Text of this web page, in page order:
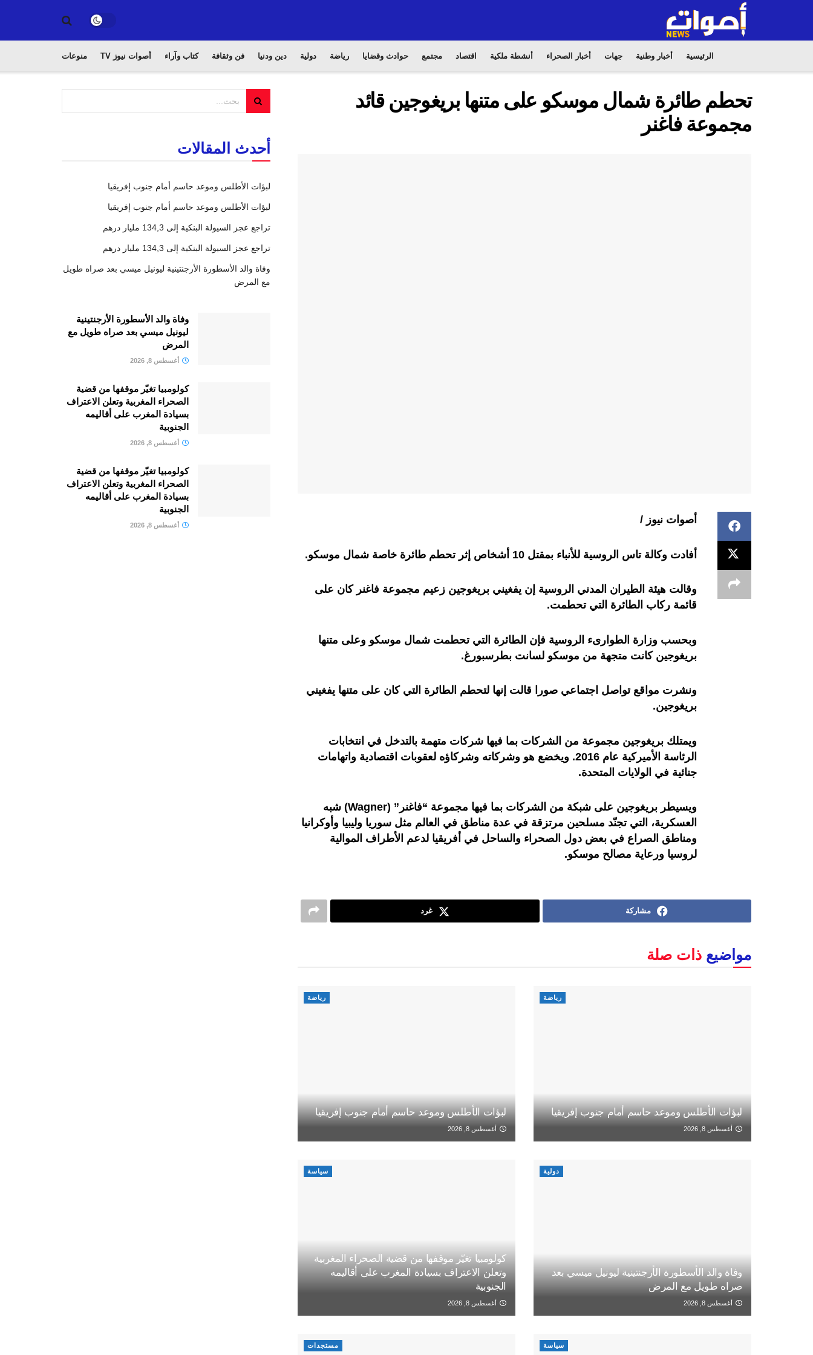
الرئيسية أخبار وطنية جهات أخبار الصحراء أنشطة ملكية اقتصاد مجتمع حوادث وقضايا رياضة دولية دين ودنيا فن وثقافة كتاب وآراء أصوات نيوز TV منوعات
تحطم طائرة شمال موسكو على متنها بريغوجين قائد
مجموعة فاغنر
أصوات نيوز /
أفادت وكالة تاس الروسية للأنباء بمقتل 10 أشخاص إثر تحطم طائرة خاصة شمال موسكو.
وقالت هيئة الطيران المدني الروسية إن يفغيني بريغوجين زعيم مجموعة فاغنر كان على
قائمة ركاب الطائرة التي تحطمت.
وبحسب وزارة الطوارىء الروسية فإن الطائرة التي تحطمت شمال موسكو وعلى متنها
بريغوجين كانت متجهة من موسكو لسانت بطرسبورغ.
ونشرت مواقع تواصل اجتماعي صورا قالت إنها لتحطم الطائرة التي كان على متنها يفغيني
بريغوجين.
ويمتلك بريغوجين مجموعة من الشركات بما فيها شركات متهمة بالتدخل في انتخابات
الرئاسة الأميركية عام 2016. ويخضع هو وشركاته وشركاؤه لعقوبات اقتصادية واتهامات
جنائية في الولايات المتحدة.
ويسيطر بريغوجين على شبكة من الشركات بما فيها مجموعة “فاغنر” (Wagner) شبه
العسكرية، التي تجنّد مسلحين مرتزقة في عدة مناطق في العالم مثل سوريا وليبيا وأوكرانيا
ومناطق الصراع في بعض دول الصحراء والساحل في أفريقيا لدعم الأطراف الموالية
لروسيا ورعاية مصالح موسكو.
مشاركة غرد
مواضيع ذات صلة
رياضة
لبؤات الأطلس وموعد حاسم أمام جنوب إفريقيا
أغسطس 8, 2026
رياضة
لبؤات الأطلس وموعد حاسم أمام جنوب إفريقيا
أغسطس 8, 2026
دولية
وفاة والد الأسطورة الأرجنتينية ليونيل ميسي بعد
صراه طويل مع المرض
أغسطس 8, 2026
سياسة
كولومبيا تغيّر موقفها من قضية الصحراء المغربية
وتعلن الاعتراف بسيادة المغرب على أقاليمه
الجنوبية
أغسطس 8, 2026
سياسة مستجدات
أحدث المقالات
لبؤات الأطلس وموعد حاسم أمام جنوب إفريقيا
لبؤات الأطلس وموعد حاسم أمام جنوب إفريقيا
تراجع عجز السيولة البنكية إلى 134,3 مليار درهم
تراجع عجز السيولة البنكية إلى 134,3 مليار درهم
وفاة والد الأسطورة الأرجنتينية ليونيل ميسي بعد صراه طويل
مع المرض
وفاة والد الأسطورة الأرجنتينية
ليونيل ميسي بعد صراه طويل مع
المرض
أغسطس 8, 2026
كولومبيا تغيّر موقفها من قضية
الصحراء المغربية وتعلن الاعتراف
بسيادة المغرب على أقاليمه
الجنوبية
أغسطس 8, 2026
كولومبيا تغيّر موقفها من قضية
الصحراء المغربية وتعلن الاعتراف
بسيادة المغرب على أقاليمه
الجنوبية
أغسطس 8, 2026